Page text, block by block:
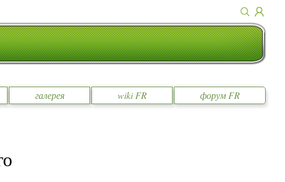
галерея wiki FR форум FR